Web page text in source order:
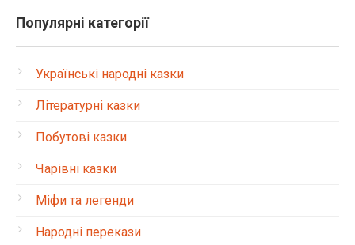
Популярні категорії
Українські народні казки
Літературні казки
Побутові казки
Чарівні казки
Міфи та легенди
Народні перекази